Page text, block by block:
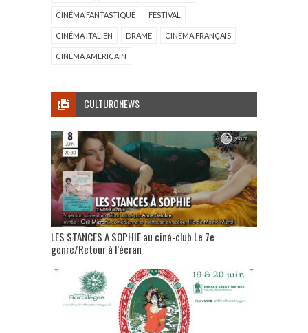
CINÉMA FANTASTIQUE FESTIVAL
CINÉMA ITALIEN DRAME CINÉMA FRANÇAIS
CINÉMA AMERICAIN
CULTURONEWS
LES STANCES A SOPHIE au ciné-club Le 7e
genre/Retour à l’écran